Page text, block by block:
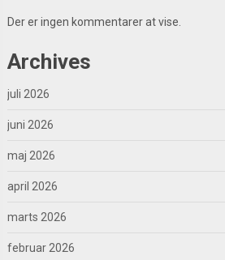
Der er ingen kommentarer at vise.
Archives
juli 2026
juni 2026
maj 2026
april 2026
marts 2026
februar 2026